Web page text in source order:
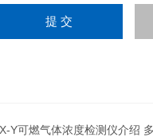
Y可燃气体浓度检测仪介绍